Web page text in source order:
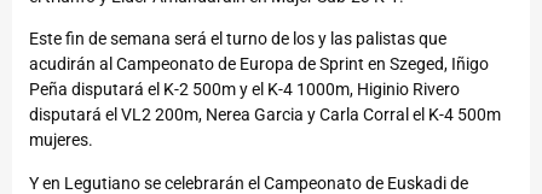
Este fin de semana será el turno de los y las palistas que
acudirán al Campeonato de Europa de Sprint en Szeged, Iñigo
Peña disputará el K-2 500m y el K-4 1000m, Higinio Rivero
disputará el VL2 200m, Nerea Garcia y Carla Corral el K-4 500m
mujeres.
Y en Legutiano se celebrarán el Campeonato de Euskadi de